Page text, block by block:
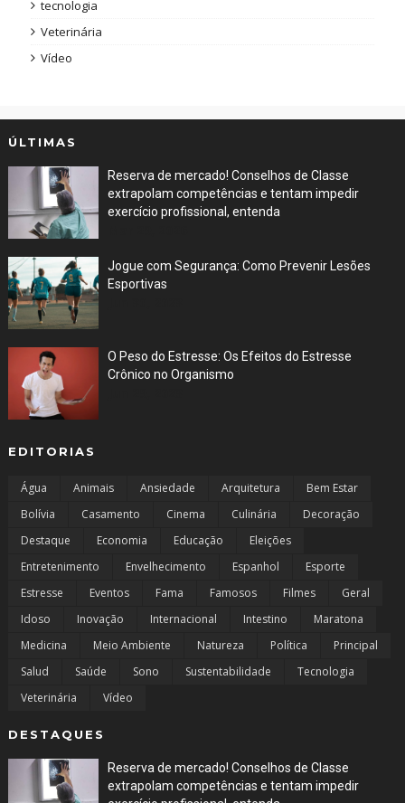
tecnologia
Veterinária
Vídeo
ÚLTIMAS
Reserva de mercado! Conselhos de Classe
extrapolam competências e tentam impedir
exercício profissional, entenda
Jogue com Segurança: Como Prevenir Lesões
Esportivas
O Peso do Estresse: Os Efeitos do Estresse
Crônico no Organismo
EDITORIAS
Água Animais Ansiedade Arquitetura
Bem Estar
Bolívia
Casamento Cinema Culinária
Decoração
Destaque
Economia Educação
Eleições
Entretenimento
Envelhecimento Espanhol
Esporte
Estresse
Eventos Fama Famosos Filmes
Geral
Idoso
Inovação Internacional Intestino
Maratona
Medicina
Meio Ambiente Natureza Política
Principal
Salud
Saúde Sono Sustentabilidade
Tecnologia
Veterinária
Vídeo
DESTAQUES
Reserva de mercado! Conselhos de Classe
extrapolam competências e tentam impedir